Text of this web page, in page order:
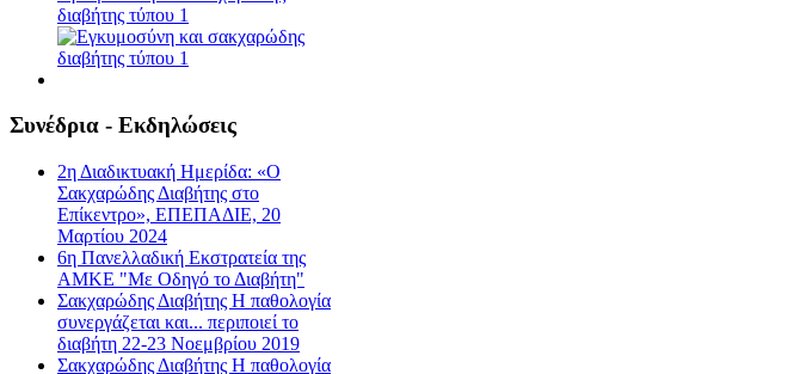
διαβήτης τύπου 1
Συνέδρια - Εκδηλώσεις
2η Διαδικτυακή Ημερίδα: «Ο
Σακχαρώδης Διαβήτης στο
Επίκεντρο», ΕΠΕΠΑΔΙΕ, 20
Μαρτίου 2024
6η Πανελλαδική Εκστρατεία της
ΑΜΚΕ "Με Οδηγό το Διαβήτη"
Σακχαρώδης Διαβήτης Η παθολογία
συνεργάζεται και... περιποιεί το
διαβήτη 22-23 Νοεμβρίου 2019
Σακχαρώδης Διαβήτης Η παθολογία